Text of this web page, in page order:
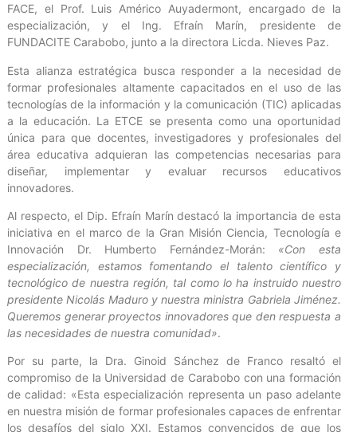
FACE, el Prof. Luis Américo Auyadermont, encargado de la
especialización, y el Ing. Efraín Marín, presidente de
FUNDACITE Carabobo, junto a la directora Licda. Nieves Paz.
Esta alianza estratégica busca responder a la necesidad de
formar profesionales altamente capacitados en el uso de las
tecnologías de la información y la comunicación (TIC) aplicadas
a la educación. La ETCE se presenta como una oportunidad
única para que docentes, investigadores y profesionales del
área educativa adquieran las competencias necesarias para
diseñar, implementar y evaluar recursos educativos
innovadores.
Al respecto, el Dip. Efraín Marín destacó la importancia de esta
iniciativa en el marco de la Gran Misión Ciencia, Tecnología e
Innovación Dr. Humberto Fernández-Morán: «Con esta
especialización, estamos fomentando el talento científico y
tecnológico de nuestra región, tal como lo ha instruido nuestro
presidente Nicolás Maduro y nuestra ministra Gabriela Jiménez.
Queremos generar proyectos innovadores que den respuesta a
las necesidades de nuestra comunidad».
Por su parte, la Dra. Ginoid Sánchez de Franco resaltó el
compromiso de la Universidad de Carabobo con una formación
de calidad: «Esta especialización representa un paso adelante
en nuestra misión de formar profesionales capaces de enfrentar
los desafíos del siglo XXI. Estamos convencidos de que los